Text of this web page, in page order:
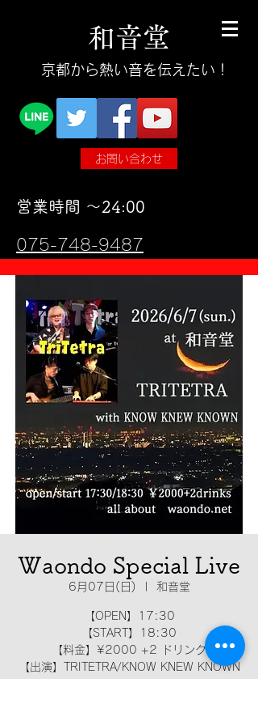
和音堂
​京都から熱い音を伝えたい！
お問い合わせ
​営業時間 〜24:00
075-748-9487
Waondo Special Live
6月07日(日) 和音堂
【OPEN】17:30
【START】18:30
【料金】¥2000 +2 ドリンク
【出演】TRITETRA/KNOW KNEW KNOWN